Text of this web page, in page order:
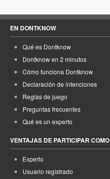
EN DONTKNOW
Qué es Dontknow
Dontknow en 2 minutos
Cómo funciona Dontknow
Declaración de intenciones
Reglas de juego
Preguntas frecuentes
Qué es un experto
VENTAJAS DE PARTICIPAR COMO
Experto
Usuario registrado